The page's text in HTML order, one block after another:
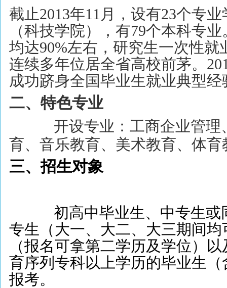
截止2013年11月，设有23个专
（科技学院），有79个本科专
均达90%左右，研究生一次性就
连续多年位居全省高校前茅。
成功跻身全国毕业生就业典型经
二、特色专业
开设专业：工商企业管
育、音乐教育、美术教育、体育
三、招生对象
初高中毕业生、中专生或
专生（大一、大二、大三期间
（报名可拿第二学历及学位）
育序列专科以上学历的毕业生
报考。